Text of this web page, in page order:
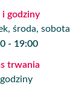
i godziny
środa, sobota
- 19:00
trwania